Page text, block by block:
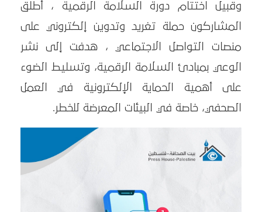
وقبيل اختتام دورة السلامة الرقمية ، أطلق
المشاركون حملة تغريد وتدوين إلكتروني على
منصات التواصل الاجتماعي ، هدفت إلى نشر
الوعي بمبادئ السلامة الرقمية، وتسليط الضوء
على أهمية الحماية الإلكترونية في العمل
الصحفي، خاصة في البيئات المعرضة للخطر.